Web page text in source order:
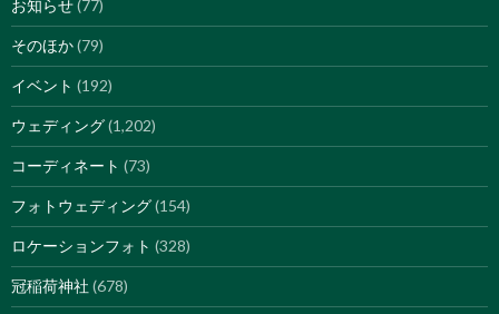
お知らせ(77)
そのほか(79)
イベント (192)
ウェディング(1,202)
コーディネート (73)
フォトウェディング(154)
ロケーションフォト (328)
冠稲荷神社 (678)